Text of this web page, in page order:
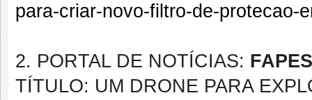
para-criar-novo-filtro-de-protecao-
2. PORTAL DE NOTÍCIAS:
TÍTULO: UM DRONE PARA